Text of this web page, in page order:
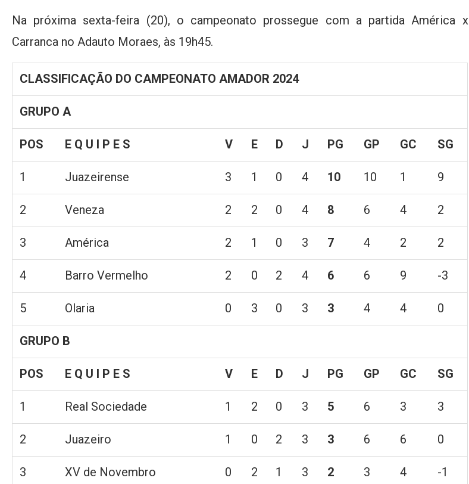
Na próxima sexta-feira (20), o campeonato prossegue com a partida América x
Carranca no Adauto Moraes, às 19h45.
CLASSIFICAÇÃO DO CAMPEONATO AMADOR 2024
GRUPO A
POS E Q U I P E S V E D J PG GP GC SG
1 Juazeirense 3 1 0 4 10 10 1 9
2 Veneza 2 2 0 4 8 6 4 2
3 América 2 1 0 3 7 4 2 2
4 Barro Vermelho 2 0 2 4 6 6 9 -3
5 Olaria 0 3 0 3 3 4 4 0
GRUPO B
POS E Q U I P E S V E D J PG GP GC SG
1 Real Sociedade 1 2 0 3 5 6 3 3
2 Juazeiro 1 0 2 3 3 6 6 0
3 XV de Novembro 0 2 1 3 2 3 4 -1